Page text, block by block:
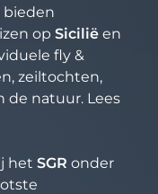
bieden
op Sicilië en
fly &
zeiltochten,
natuur. Lees
het SGR onder